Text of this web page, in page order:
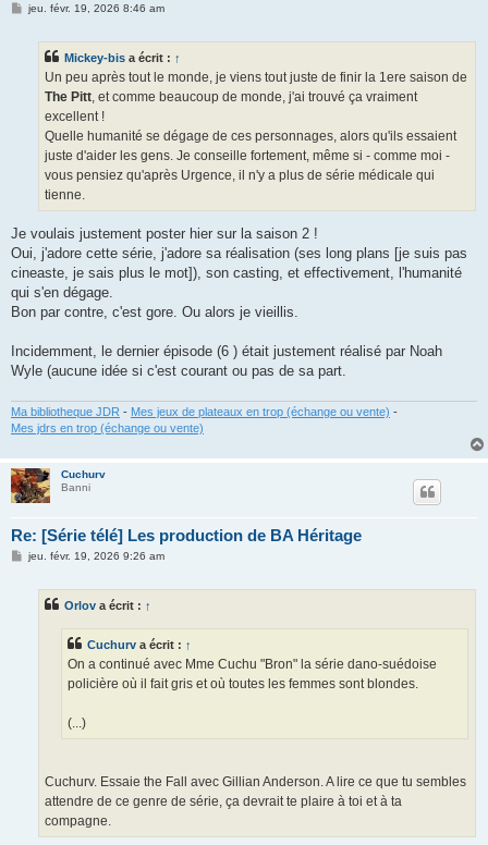
Mjeu. févr. 19, 2026 8:46 am
Mickey-bis a écrit : ↑
Un peu après tout le monde, je viens tout juste de finir la 1ere saison de
The Pitt, et comme beaucoup de monde, j'ai trouvé ça vraiment
excellent !
Quelle humanité se dégage de ces personnages, alors qu'ils essaient
juste d'aider les gens. Je conseille fortement, même si - comme moi -
vous pensiez qu'après Urgence, il n'y a plus de série médicale qui
tienne.
Je voulais justement poster hier sur la saison 2 !
Oui, j'adore cette série, j'adore sa réalisation (ses long plans [je suis pas
cineaste, je sais plus le mot]), son casting, et effectivement, l'humanité
qui s'en dégage.
Bon par contre, c'est gore. Ou alors je vieillis.
Incidemment, le dernier épisode (6 ) était justement réalisé par Noah
Wyle (aucune idée si c'est courant ou pas de sa part.
Ma bibliotheque JDR - Mes jeux de plateaux en trop (échange ou vente) -
Mes jdrs en trop (échange ou vente)
Cuchurv
Banni
Re: [Série télé] Les production de BA Héritage
Mjeu. févr. 19, 2026 9:26 am
Orlov a écrit : ↑
Cuchurv a écrit : ↑
On a continué avec Mme Cuchu "Bron" la série dano-suédoise
policière où il fait gris et où toutes les femmes sont blondes.
(...)
Cuchurv. Essaie the Fall avec Gillian Anderson. A lire ce que tu sembles
attendre de ce genre de série, ça devrait te plaire à toi et à ta
compagne.